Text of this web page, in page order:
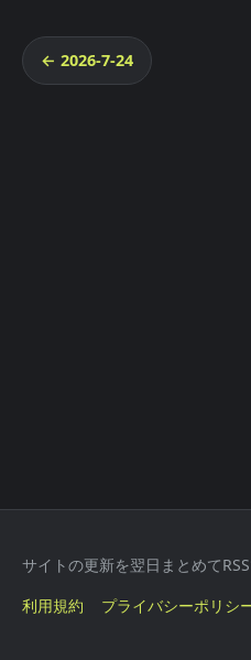
← 2026-7-24
サイトの更新を翌日まとめて
利用規約
プライバシーポリシ